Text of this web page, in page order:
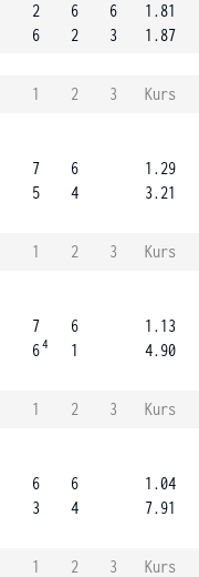
2
6
6
2
6
3
1.81
1.87
1 2 3
Kurs
7
5
6
4
1.29
3.21
1 2 3
Kurs
7
64
6
1
1.13
4.90
1 2 3
Kurs
6
3
6
4
1.04
7.91
1 2 3
Kurs